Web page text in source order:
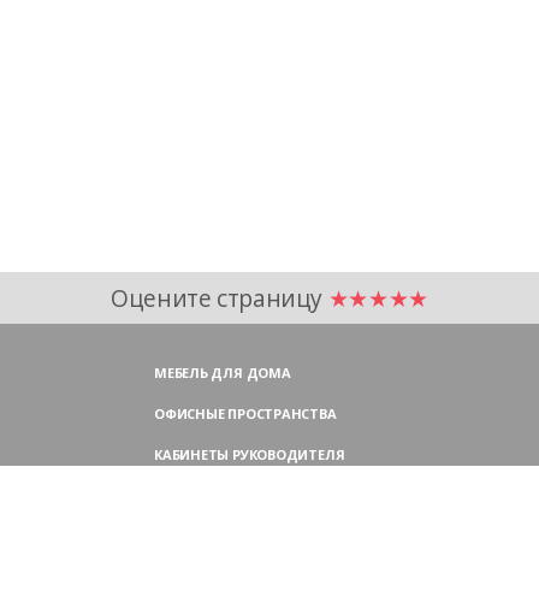
Оцените страницу ★★★★★
МЕБЕЛЬ ДЛЯ ДОМА
ОФИСНЫЕ ПРОСТРАНСТВА
КАБИНЕТЫ РУКОВОДИТЕЛЯ